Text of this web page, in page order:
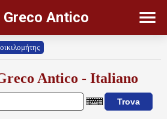
Antico
Antico - Italiano